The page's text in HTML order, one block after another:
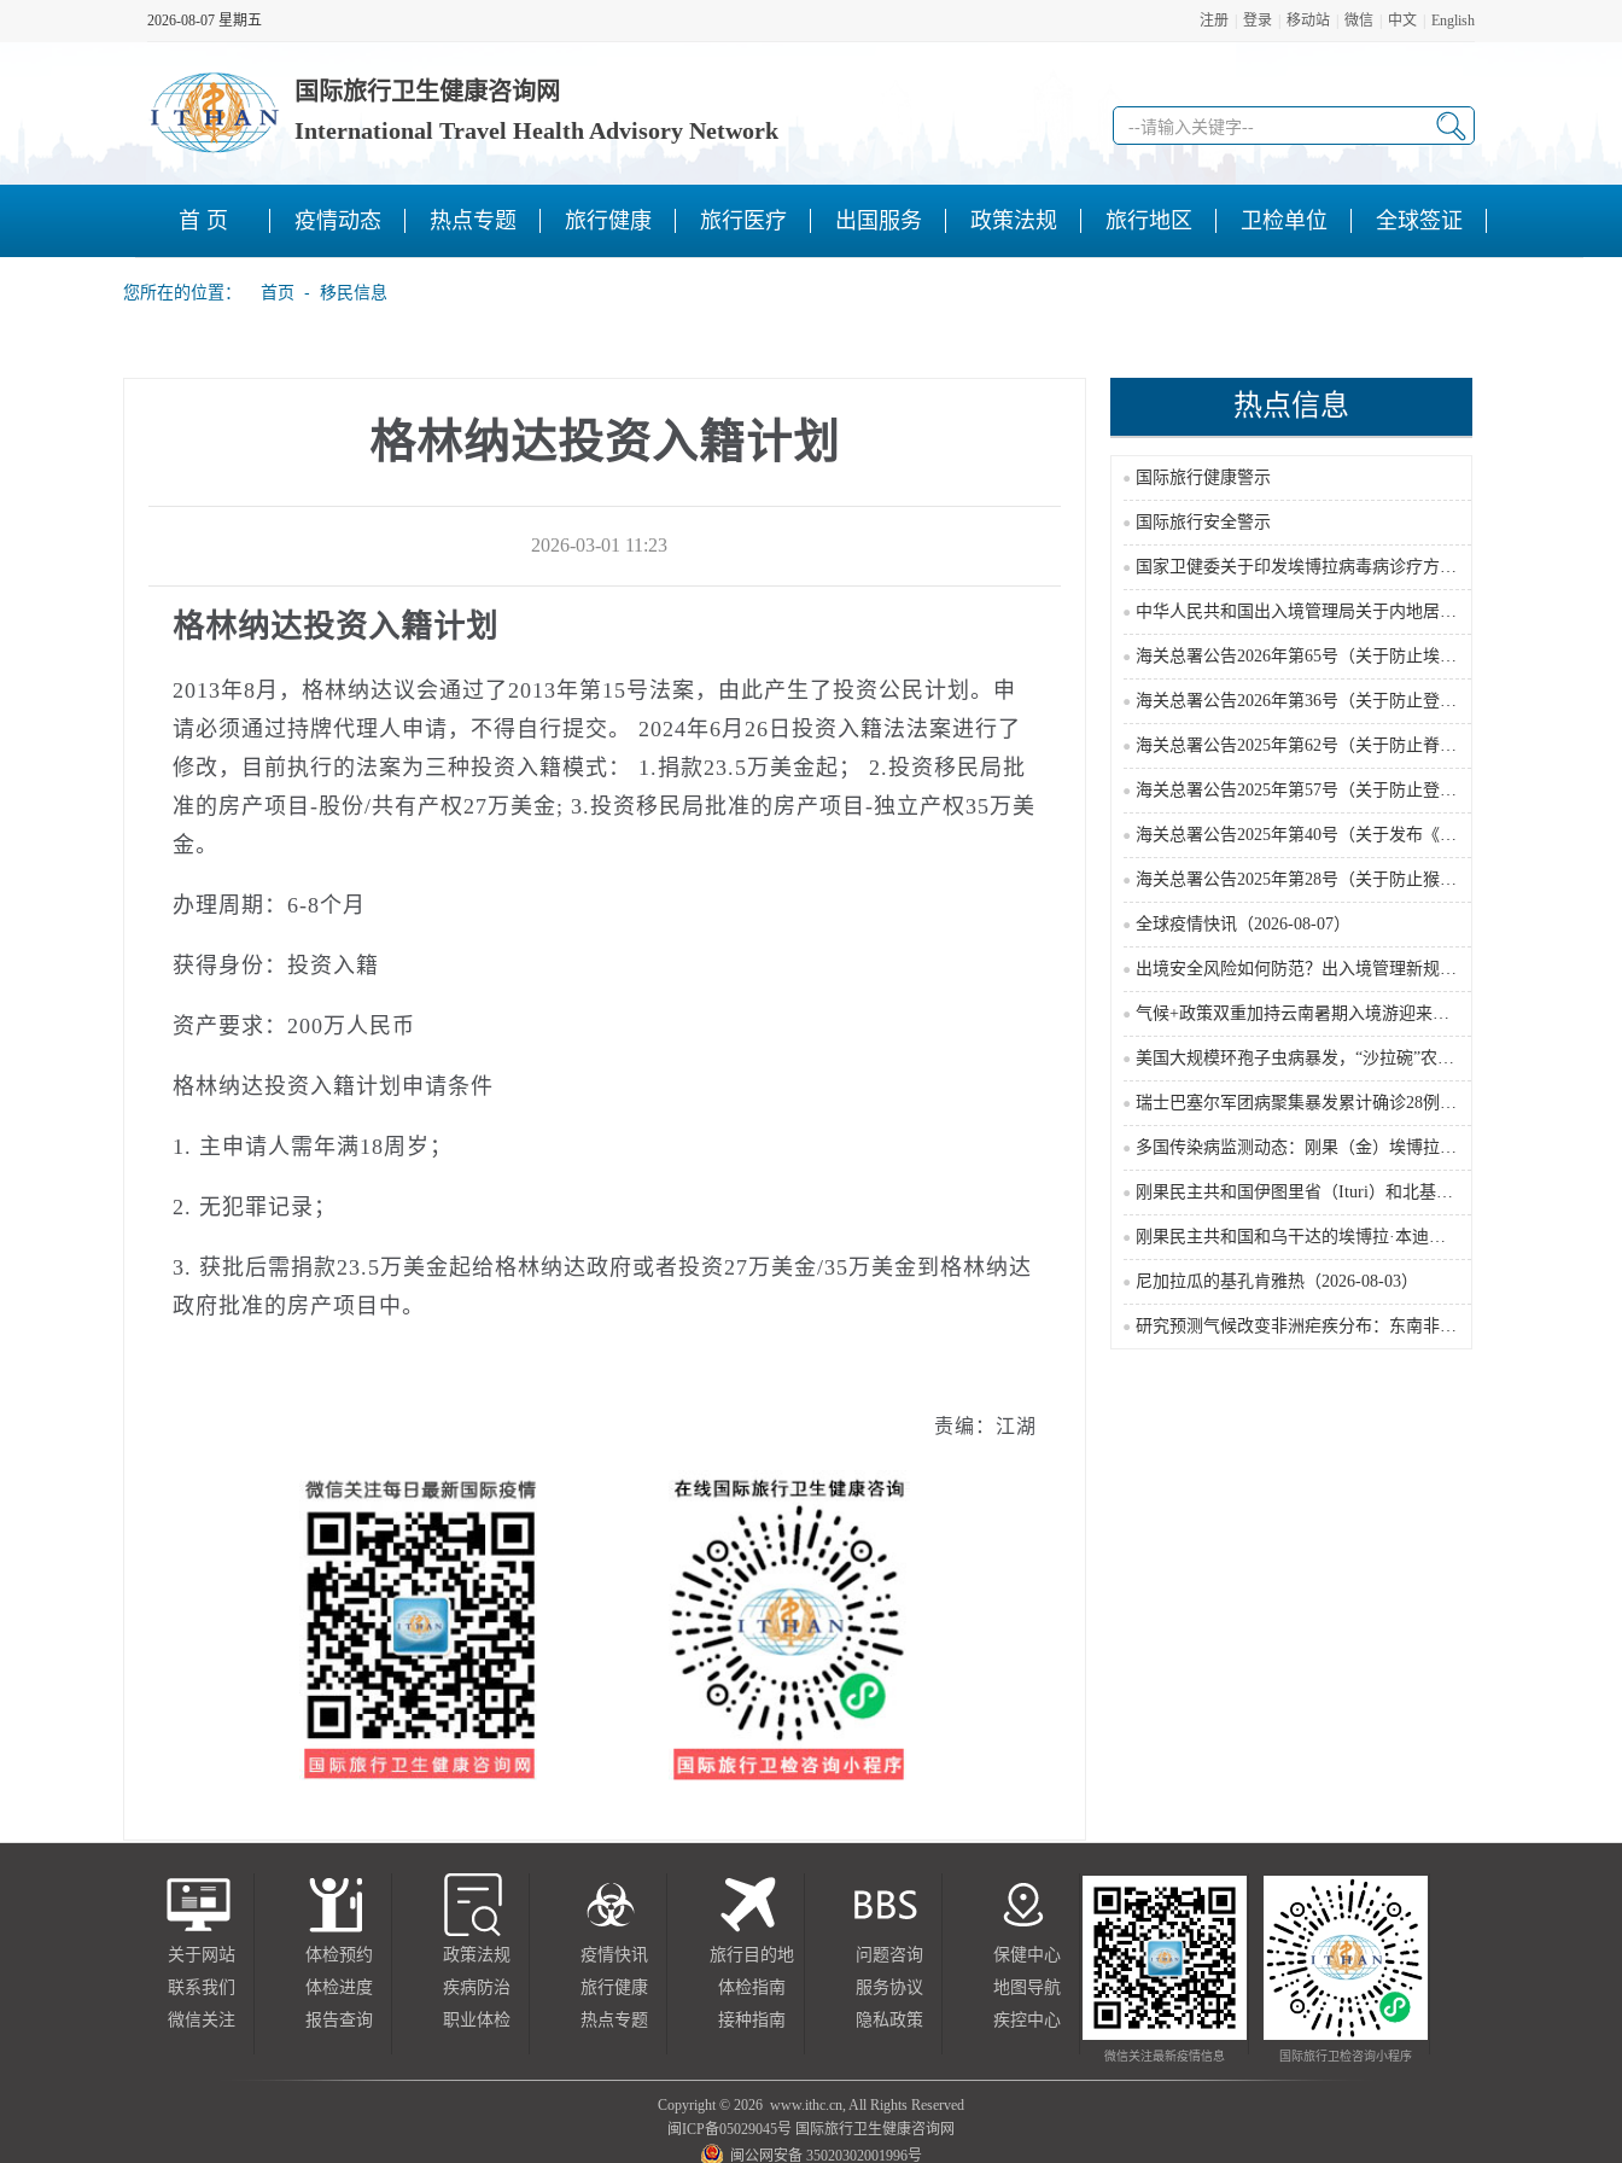
注册 登录 移动站 微信 中文 English
2026-08-07 星期五
国际旅行卫生健康咨询网
International Travel Health Advisory Network
首 页 疫情动态 热点专题 旅行健康 旅行医疗 出国服务 政策法规 旅行地区 卫检单位 全球签证
您所在的位置： 首页 ‐ 移民信息
格林纳达投资入籍计划
2026-03-01 11:23
格林纳达投资入籍计划
2013年8月，格林纳达议会通过了2013年第15号法案，由此产生了投资公民计划。申
请必须通过持牌代理人申请，不得自行提交。 2024年6月26日投资入籍法法案进行了
修改，目前执行的法案为三种投资入籍模式： 1.捐款23.5万美金起； 2.投资移民局批
准的房产项目-股份/共有产权27万美金; 3.投资移民局批准的房产项目-独立产权35万美
金。
办理周期：6-8个月
获得身份：投资入籍
资产要求：200万人民币
格林纳达投资入籍计划申请条件
1. 主申请人需年满18周岁；
2. 无犯罪记录；
3. 获批后需捐款23.5万美金起给格林纳达政府或者投资27万美金/35万美金到格林纳达
政府批准的房产项目中。
责编：江湖
热点信息
国际旅行健康警示
国际旅行安全警示
全球疫情快讯（2026-08-07）
尼加拉瓜的基孔肯雅热（2026-08-03）
关于网站
联系我们
微信关注
体检预约
体检进度
报告查询
政策法规
疾病防治
职业体检
疫情快讯
旅行健康
热点专题
旅行目的地
体检指南
接种指南
问题咨询
服务协议
隐私政策
保健中心
地图导航
疾控中心
微信关注最新疫情信息 国际旅行卫检咨询小程序
Copyright © 2026 www.ithc.cn, All Rights Reserved
闽ICP备05029045号 国际旅行卫生健康咨询网
闽公网安备 35020302001996号